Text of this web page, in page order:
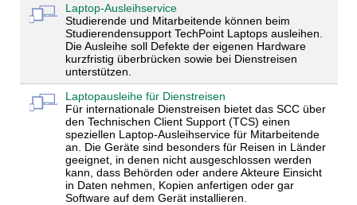
Laptop-Ausleihservice
Studierende und Mitarbeitende können beim
Studierendensupport TechPoint Laptops ausleihen.
Die Ausleihe soll Defekte der eigenen Hardware
kurzfristig überbrücken sowie bei Dienstreisen
unterstützen.
Laptopausleihe für Dienstreisen
Für internationale Dienstreisen bietet das SCC über
den Technischen Client Support (TCS) einen
speziellen Laptop-Ausleihservice für Mitarbeitende
an. Die Geräte sind besonders für Reisen in Länder
geeignet, in denen nicht ausgeschlossen werden
kann, dass Behörden oder andere Akteure Einsicht
in Daten nehmen, Kopien anfertigen oder gar
Software auf dem Gerät installieren.